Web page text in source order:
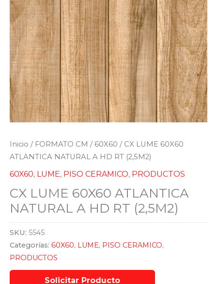
Inicio / FORMATO CM / 60X60 / CX LUME 60X60
ATLANTICA NATURAL A HD RT (2,5M2)
60X60, LUME, PISO CERAMICO, PRODUCTOS
CX LUME 60X60 ATLANTICA
NATURAL A HD RT (2,5M2)
SKU: 5545
Categorías: 60X60, LUME, PISO CERAMICO,
PRODUCTOS